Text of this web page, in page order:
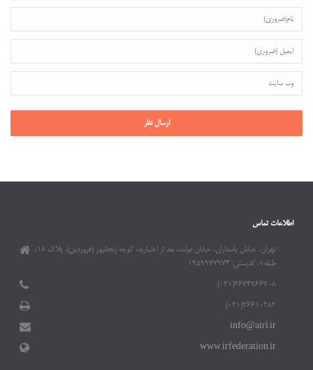
اطلاعات تماس
تهران، خیابان پاسداران، خیابان دولت، بعد از اختیاریه، کوچه زنجانپور (فروردین)، پلاک ۱۸،
طبقه۱، کدپستی: ۱۹۵۹۹۷۷۹۷۴
۲۶۷۴۹۶۶۷-۸(۰۲۱)
۲۶۶۱۰۲۸۲(۰۲۱)
info@airi.ir
www.irfederation.ir